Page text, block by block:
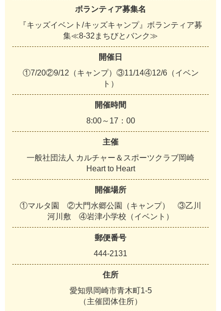
ボランティア募集名
『キッズイベント/キッズキャンプ』ボランティア募
集≪8-32まちびとバンク≫
開催日
①7/20②9/12（キャンプ）③11/14④12/6（イベン
ト）
開催時間
8:00～17：00
主催
一般社団法人 カルチャー＆スポーツクラブ岡崎
Heart to Heart
開催場所
①マルタ園 ②大門水郷公園（キャンプ） ③乙川
河川敷 ④岩津小学校（イベント）
郵便番号
444-2131
住所
愛知県岡崎市青木町1-5
（主催団体住所）